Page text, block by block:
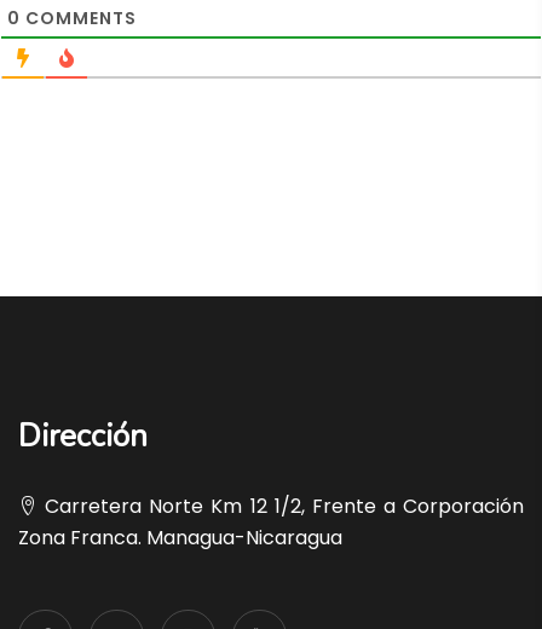
0 COMMENTS
Dirección
Carretera Norte Km 12 1/2, Frente a Corporación
Zona Franca. Managua-Nicaragua